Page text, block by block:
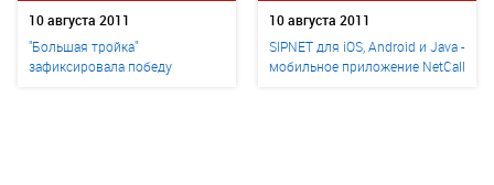
10 августа 2011
"Большая тройка"
зафиксировала победу
10 августа 2011
SIPNET для iOS, Android и Java -
мобильное приложение NetCall